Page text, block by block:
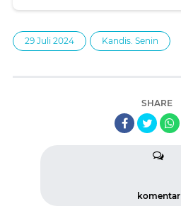
29 Juli 2024 Kandis. Senin
SHARE
komentar